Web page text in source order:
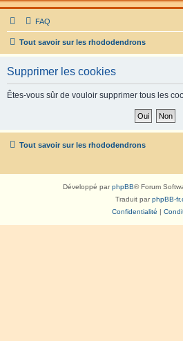
FAQ
Tout savoir sur les rhododendrons
Supprimer les cookies
Êtes-vous sûr de vouloir supprimer tous les
Tout savoir sur les rhododendrons
Développé parphpBB® Forum
Traduit parphpBB-
Confidentialité |